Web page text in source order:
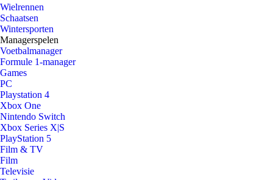
Wielrennen
Schaatsen
Wintersporten
Managerspelen
Voetbalmanager
Formule 1-manager
Games
PC
Playstation 4
Xbox One
Nintendo Switch
Xbox Series X|S
PlayStation 5
Film & TV
Film
Televisie